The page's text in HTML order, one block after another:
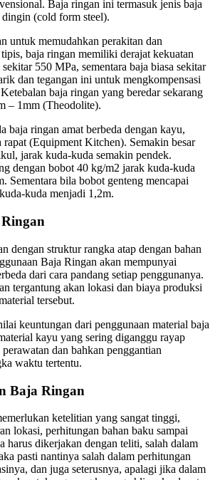
Baja ringan ini termasuk jenis baja
(cold form steel).
untuk memudahkan perakitan dan
baja ringan memiliki derajat kekuatan
550 MPa, sementara baja biasa sekitar
dan tegangan ini untuk mengkompensasi
baja ringan yang beredar sekarang
– 1mm (Theodolite).
baja ringan amat berbeda dengan kayu,
(Equipment Kitchen). Semakin besar
jarak kuda-kuda semakin pendek.
dengan bobot 40 kg/m2 jarak kuda-kuda
Sementara bila bobot genteng mencapai
kuda menjadi 1,2m.
dengan struktur rangka atap dengan bahan
Baja Ringan akan mempunyai
dari cara pandang setiap penggunanya.
tergantung akan lokasi dan biaya produksi
tersebut.
keuntungan dari penggunaan material baja
kayu yang sering diganggu rayap
dan bahkan penggantian
waktu tertentu.
Baja Ringan
ketelitian yang sangat tinggi,
lokasi, perhitungan bahan baku sampai
harus dikerjakan dengan teliti, salah dalam
pasti nantinya salah dalam perhitungan
dan juga seterusnya, apalagi jika dalam